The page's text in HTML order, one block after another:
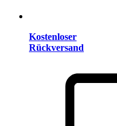
Kostenloser
Rückversand